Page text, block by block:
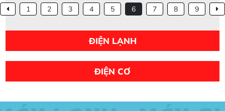
1 2 3 4 5 6 7 8 9
ĐIỆN LẠNH
ĐIỆN CƠ